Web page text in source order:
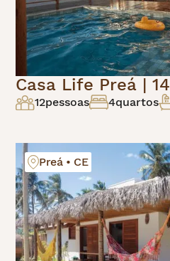
Casa Life Preá | 14
12pessoas 4quartos
Preá • CE